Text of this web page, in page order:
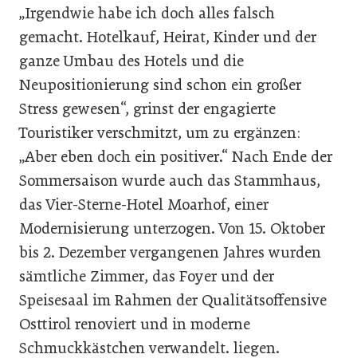
„Irgendwie habe ich doch alles falsch
gemacht. Hotelkauf, Heirat, Kinder und der
ganze Umbau des Hotels und die
Neupositionierung sind schon ein großer
Stress gewesen“, grinst der engagierte
Touristiker verschmitzt, um zu ergänzen:
„Aber eben doch ein positiver.“ Nach Ende der
Sommersaison wurde auch das Stammhaus,
das Vier-Sterne-Hotel Moarhof, einer
Modernisierung unterzogen. Von 15. Oktober
bis 2. Dezember vergangenen Jahres wurden
sämtliche Zimmer, das Foyer und der
Speisesaal im Rahmen der Qualitätsoffensive
Osttirol renoviert und in moderne
Schmuckkästchen verwandelt. liegen.